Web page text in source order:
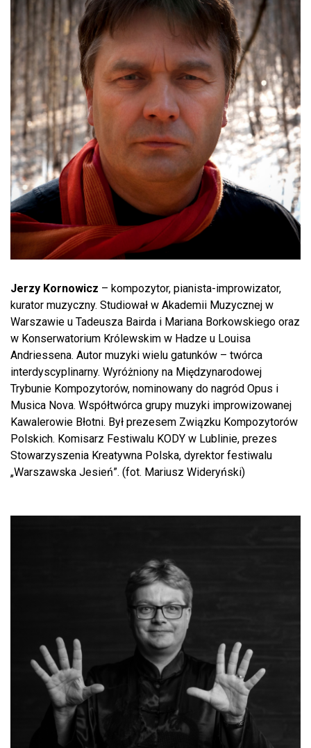
Jerzy Kornowicz – kompozytor, pianista-improwizator,
kurator muzyczny. Studiował w Akademii Muzycznej w
Warszawie u Tadeusza Bairda i Mariana Borkowskiego oraz
w Konserwatorium Królewskim w Hadze u Louisa
Andriessena. Autor muzyki wielu gatunków – twórca
interdyscyplinarny. Wyróżniony na Międzynarodowej
Trybunie Kompozytorów, nominowany do nagród Opus i
Musica Nova. Współtwórca grupy muzyki improwizowanej
Kawalerowie Błotni. Był prezesem Związku Kompozytorów
Polskich. Komisarz Festiwalu KODY w Lublinie, prezes
Stowarzyszenia Kreatywna Polska, dyrektor festiwalu
„Warszawska Jesień”. (fot. Mariusz Wideryński)